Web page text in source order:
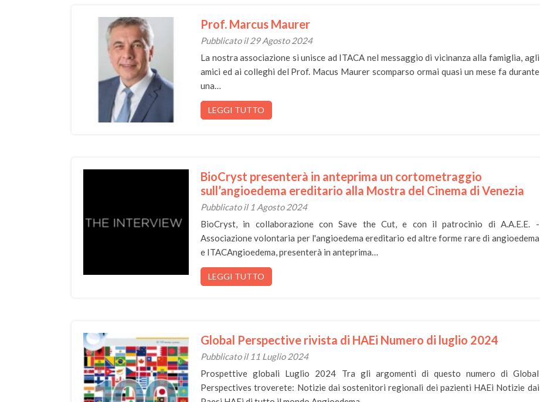
Prof. Marcus Maurer
Pubblicato il 29 Agosto 2024
La nostra associazione si unisce ad ITACA nel messaggio di vicinanza alla famiglia, agli
amici ed ai colleghi del Prof. Macus Maurer scomparso ormai quasi un mese fa durante
una…
LEGGI TUTTO
BioCryst presenterà in anteprima un cortometraggio
sull’angioedema ereditario alla Mostra del Cinema di Venezia
Pubblicato il 1 Agosto 2024
BioCryst, in collaborazione con Save the Cut, e con il patrocinio di A.A.E.E. -
Associazione volontaria per l'angioedema ereditario ed altre forme rare di angioedema
e ITACAngioedema, presenterà in anteprima…
LEGGI TUTTO
Global Perspective rivista di HAEi Numero di luglio 2024
Pubblicato il 11 Luglio 2024
Prospettive globali Luglio 2024 Tra gli argomenti di questo numero di Global
Perspectives troverete: Notizie dai sostenitori regionali dei pazienti HAEi Notizie dai